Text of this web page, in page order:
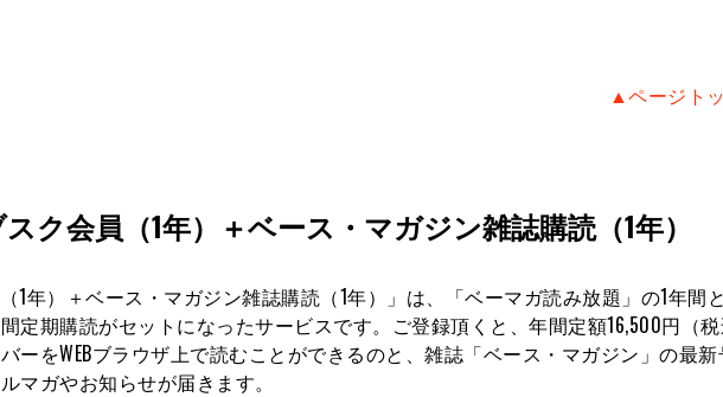
▲ページト
ク会員（1年）＋ベース・マガジン雑誌購読（1年）
（1年）＋ベース・マガジン雑誌購読（1年）」は、「ベーマガ読み放題」の1年間
定期購読がセットになったサービスです。ご登録頂くと、年間定額16,500円（
ーをWEBブラウザ上で読むことができるのと、雑誌「ベース・マガジン」の最
マガやお知らせが届きます。